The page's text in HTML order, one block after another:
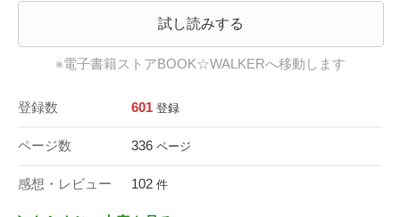
試し読みする
※電子書籍ストアBOOK☆WALKERへ移動します
登録数 601 登録
ページ数 336 ページ
感想・レビュー 102 件